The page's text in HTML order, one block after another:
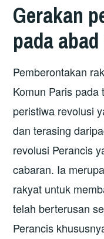
Gerakan
pada
Pemberontakan
Komun Paris
peristiwa revolusi
dan terasing
revolusi Perancis
cabaran. Ia
rakyat untuk
telah berterusan
Perancis